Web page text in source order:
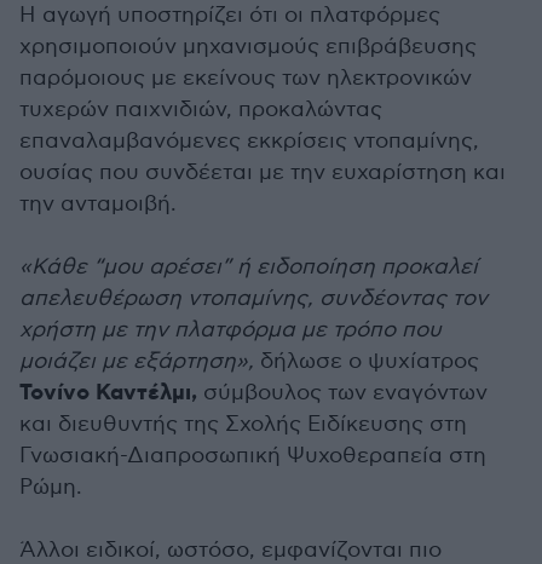
Η αγωγή υποστηρίζει ότι οι πλατφόρμες
χρησιμοποιούν μηχανισμούς επιβράβευσης
παρόμοιους με εκείνους των ηλεκτρονικών
τυχερών παιχνιδιών, προκαλώντας
επαναλαμβανόμενες εκκρίσεις ντοπαμίνης,
ουσίας που συνδέεται με την ευχαρίστηση και
την ανταμοιβή.
«Κάθε “μου αρέσει” ή ειδοποίηση προκαλεί
απελευθέρωση ντοπαμίνης, συνδέοντας τον
χρήστη με την πλατφόρμα με τρόπο που
μοιάζει με εξάρτηση», δήλωσε ο ψυχίατρος
Τονίνο Καντέλμι, σύμβουλος των εναγόντων
και διευθυντής της Σχολής Ειδίκευσης στη
Γνωσιακή-Διαπροσωπική Ψυχοθεραπεία στη
Ρώμη.
Άλλοι ειδικοί, ωστόσο, εμφανίζονται πιο